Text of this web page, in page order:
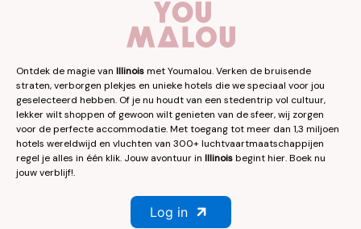
Ontdek de magie van Illinoismet Youmalou. Verken de bruisende
straten, verborgen plekjes en unieke hotels die we speciaal voor jou
geselecteerd hebben. Of je nu houdt van een stedentrip vol cultuur,
lekker wilt shoppen of gewoon wilt genieten van de sfeer, wij zorgen
voor de perfecte accommodatie. Met toegang tot meer dan 1,3 miljoen
hotels wereldwijd en vluchten van 300+ luchtvaartmaatschappijen
regel je alles in één klik. Jouw avontuur in Illinoisbegint hier. Boek nu
jouw verblijf!.
Log in